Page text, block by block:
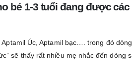
bé 1-3 tuổi đang được
Úc, Aptamil bạc…. trong đó
sẽ thấy rất nhiều mẹ nhắc đến dòng